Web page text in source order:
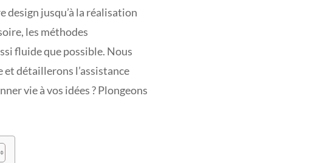
design jusqu’à la réalisation
les méthodes
fluide que possible. Nous
détaillerons l’assistance
vie à vos idées ? Plongeons